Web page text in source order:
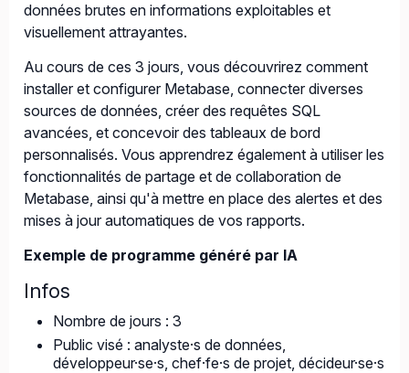
données brutes en informations exploitables et
visuellement attrayantes.
Au cours de ces 3 jours, vous découvrirez comment
installer et configurer Metabase, connecter diverses
sources de données, créer des requêtes SQL
avancées, et concevoir des tableaux de bord
personnalisés. Vous apprendrez également à utiliser les
fonctionnalités de partage et de collaboration de
Metabase, ainsi qu'à mettre en place des alertes et des
mises à jour automatiques de vos rapports.
Exemple de programme généré par IA
Infos
Nombre de jours : 3
Public visé : analyste·s de données,
développeur·se·s, chef·fe·s de projet, décideur·se·s